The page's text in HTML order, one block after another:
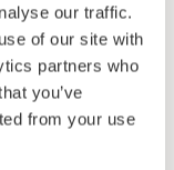
our traffic.
of our site with
partners who
you’ve
from your use